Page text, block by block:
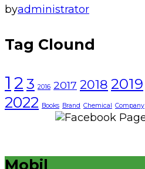
byadministrator
Tag Clound
1 2 3 2016 2017 2018 2019
2022 Books Brand Chemical Company
Mobil